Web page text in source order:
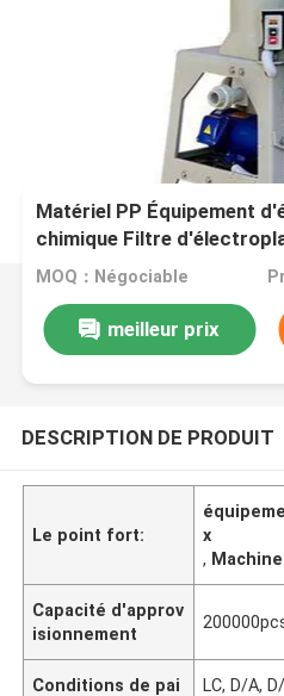
Matériel PP Équipement
chimique Filtre
MOQ：Négociable
meilleur prix
DESCRIPTION DE PRODUIT
Le point fort:
x
,
Capacité d'approv
isionnement
Conditions de pai
LC, D/A,